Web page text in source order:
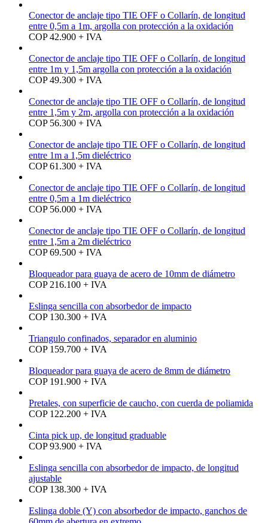
Conector de anclaje tipo TIE OFF o Collarín, de longitud
entre 0,5m a 1m, argolla con protección a la oxidación
COP 42.900 + IVA
Conector de anclaje tipo TIE OFF o Collarín, de longitud
entre 1m y 1,5m argolla con protección a la oxidación
COP 49.300 + IVA
Conector de anclaje tipo TIE OFF o Collarín, de longitud
entre 1,5m y 2m, argolla con protección a la oxidación
COP 56.300 + IVA
Conector de anclaje tipo TIE OFF o Collarín, de longitud
entre 1m a 1,5m dieléctrico
COP 61.300 + IVA
Conector de anclaje tipo TIE OFF o Collarín, de longitud
entre 0,5m a 1m dieléctrico
COP 56.000 + IVA
Conector de anclaje tipo TIE OFF o Collarín, de longitud
entre 1,5m a 2m dieléctrico
COP 69.500 + IVA
Bloqueador para guaya de acero de 10mm de diámetro
COP 216.100 + IVA
Eslinga sencilla con absorbedor de impacto
COP 130.300 + IVA
Triangulo confinados, separador en aluminio
COP 159.700 + IVA
Bloqueador para guaya de acero de 8mm de diámetro
COP 191.900 + IVA
Pretales, con superficie de caucho, con cuerda de poliamida
COP 122.200 + IVA
Cinta pick up, de longitud graduable
COP 93.900 + IVA
Eslinga sencilla con absorbedor de impacto, de longitud
ajustable
COP 138.300 + IVA
Eslinga doble (Y) con absorbedor de impacto, ganchos de